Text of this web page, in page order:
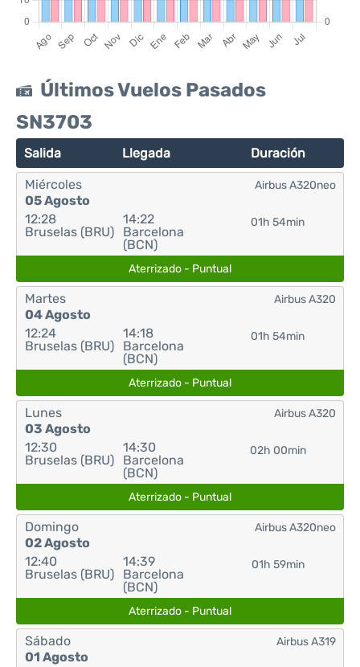
Últimos Vuelos Pasados
SN3703
Salida Llegada Duración
Miércoles
05 Agosto
12:28
Bruselas (BRU)
14:22
Barcelona
(BCN)
01h 54min
Airbus A320neo
Aterrizado - Puntual
Martes
04 Agosto
12:24
Bruselas (BRU)
14:18
Barcelona
(BCN)
01h 54min
Airbus A320
Aterrizado - Puntual
Lunes
03 Agosto
12:30
Bruselas (BRU)
14:30
Barcelona
(BCN)
02h 00min
Airbus A320
Aterrizado - Puntual
Domingo
02 Agosto
12:40
Bruselas (BRU)
14:39
Barcelona
(BCN)
01h 59min
Airbus A320neo
Aterrizado - Puntual
Sábado
01 Agosto
Airbus A319